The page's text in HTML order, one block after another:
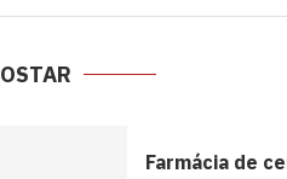
Farmácia de